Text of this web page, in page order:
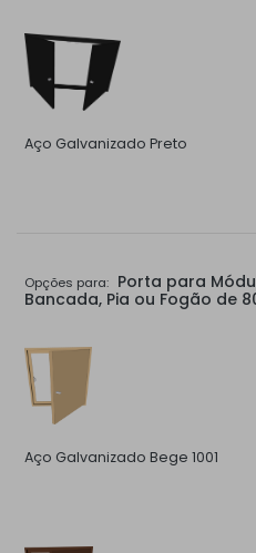
Aço Galvanizado Preto
Opções para: Porta para
Bancada, Pia ou Fogão de
Aço Galvanizado Bege 1001